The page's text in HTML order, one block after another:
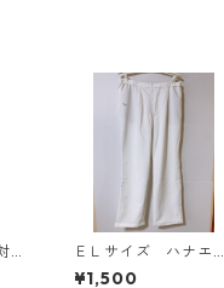
応
ム
ＥＬサイズ ハナエモ
リ テーパードパン
¥1,500